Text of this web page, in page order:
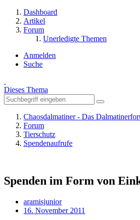
Dashboard
Artikel
Forum
Unerledigte Themen
Anmelden
Suche
Dieses Thema
Chaosdalmatiner - Das
Forum
Tierschutz
Spendenaufrufe
Spenden im Form von
aramisjunior
16. November 2011